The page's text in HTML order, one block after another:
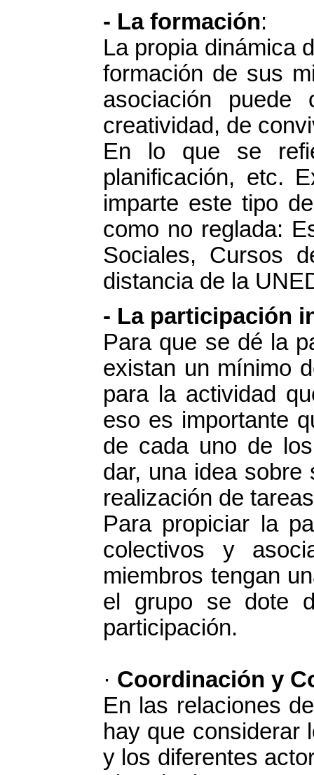
- La formación:
La propia dinámica
formación de sus
asociación puede
creatividad, de
En lo que se
planificación, etc.
imparte este tipo
como no reglada:
Sociales, Cursos
distancia de la
- La participación
Para que se dé la
existan un mínimo
para la actividad
eso es importante
de cada uno de
dar, una idea sobre
realización de
Para propiciar la
colectivos y
miembros tengan
el grupo se dote
participación.
· Coordinación y
En las relaciones
hay que considerar
y los diferentes